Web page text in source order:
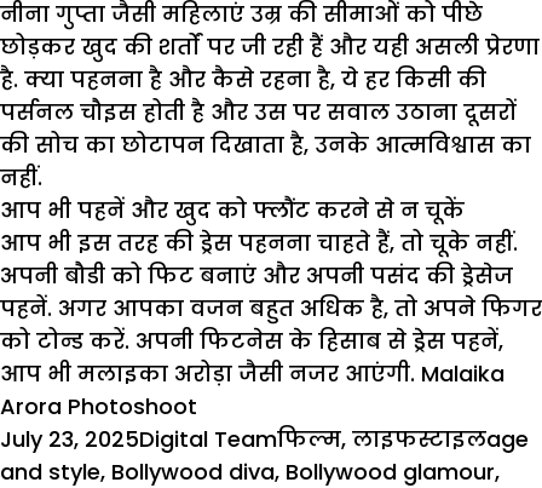
नीना गुप्ता जैसी महिलाएं उम्र की सीमाओं को पीछे
छोड़कर खुद की शर्तों पर जी रही हैं और यही असली प्रेरणा
है. क्या पहनना है और कैसे रहना है, ये हर किसी की
पर्सनल चौइस होती है और उस पर सवाल उठाना दूसरों
की सोच का छोटापन दिखाता है, उनके आत्मविश्वास का
नहीं.
आप भी पहनें और खुद को फ्लौंट करने से न चूकें
आप भी इस तरह की ड्रेस पहनना चाहते हैं, तो चूके नहीं.
अपनी बौडी को फिट बनाएं और अपनी पसंद की ड्रेसेज
पहनें. अगर आपका वजन बहुत अधिक है, तो अपने फिगर
को टोन्ड करें. अपनी फिटनेस के हिसाब से ड्रेस पहनें,
आप भी मलाइका अरोड़ा जैसी नजर आएंगी. Malaika
Arora Photoshoot
Posted
on
July 23, 2025Author
Digital TeamCategories
फिल्म, लाइफस्टाइलTags
age
and style, Bollywood diva, Bollywood glamour,